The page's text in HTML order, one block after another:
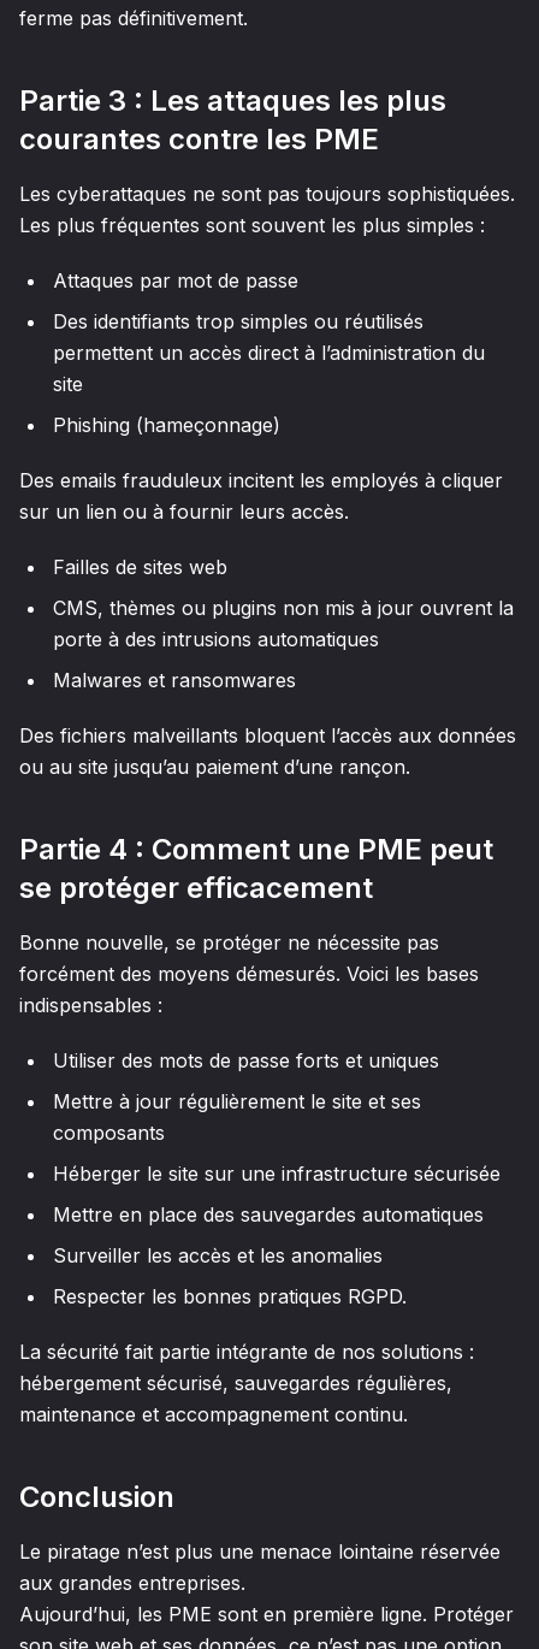
ferme pas définitivement.
Partie 3 : Les attaques les plus
courantes contre les PME
Les cyberattaques ne sont pas toujours sophistiquées.
Les plus fréquentes sont souvent les plus simples :
Attaques par mot de passe
Des identifiants trop simples ou réutilisés
permettent un accès direct à l’administration du
site
Phishing (hameçonnage)
Des emails frauduleux incitent les employés à cliquer
sur un lien ou à fournir leurs accès.
Failles de sites web
CMS, thèmes ou plugins non mis à jour ouvrent la
porte à des intrusions automatiques
Malwares et ransomwares
Des fichiers malveillants bloquent l’accès aux données
ou au site jusqu’au paiement d’une rançon.
Partie 4 : Comment une PME peut
se protéger efficacement
Bonne nouvelle, se protéger ne nécessite pas
forcément des moyens démesurés. Voici les bases
indispensables :
Utiliser des mots de passe forts et uniques
Mettre à jour régulièrement le site et ses
composants
Héberger le site sur une infrastructure sécurisée
Mettre en place des sauvegardes automatiques
Surveiller les accès et les anomalies
Respecter les bonnes pratiques RGPD.
La sécurité fait partie intégrante de nos solutions :
hébergement sécurisé, sauvegardes régulières,
maintenance et accompagnement continu.
Conclusion
Le piratage n’est plus une menace lointaine réservée
aux grandes entreprises.
Aujourd’hui, les PME sont en première ligne. Protéger